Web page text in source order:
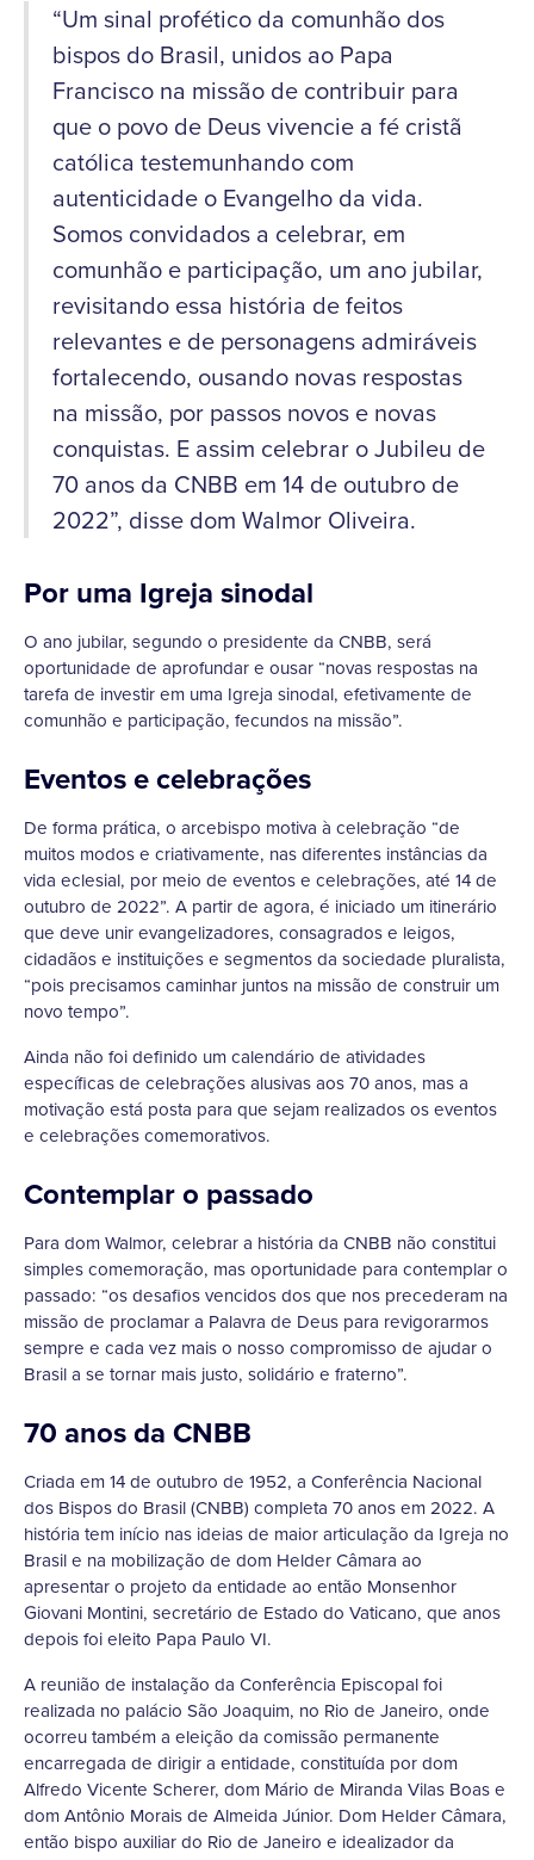
“Um sinal profético da comunhão dos
bispos do Brasil, unidos ao Papa
Francisco na missão de contribuir para
que o povo de Deus vivencie a fé cristã
católica testemunhando com
autenticidade o Evangelho da vida.
Somos convidados a celebrar, em
comunhão e participação, um ano jubilar,
revisitando essa história de feitos
relevantes e de personagens admiráveis
fortalecendo, ousando novas respostas
na missão, por passos novos e novas
conquistas. E assim celebrar o Jubileu de
70 anos da CNBB em 14 de outubro de
2022”, disse dom Walmor Oliveira.
Por uma Igreja sinodal
O ano jubilar, segundo o presidente da CNBB, será
oportunidade de aprofundar e ousar “novas respostas na
tarefa de investir em uma Igreja sinodal, efetivamente de
comunhão e participação, fecundos na missão”.
Eventos e celebrações
De forma prática, o arcebispo motiva à celebração “de
muitos modos e criativamente, nas diferentes instâncias da
vida eclesial, por meio de eventos e celebrações, até 14 de
outubro de 2022”. A partir de agora, é iniciado um itinerário
que deve unir evangelizadores, consagrados e leigos,
cidadãos e instituições e segmentos da sociedade pluralista,
“pois precisamos caminhar juntos na missão de construir um
novo tempo”.
Ainda não foi definido um calendário de atividades
específicas de celebrações alusivas aos 70 anos, mas a
motivação está posta para que sejam realizados os eventos
e celebrações comemorativos.
Contemplar o passado
Para dom Walmor, celebrar a história da CNBB não constitui
simples comemoração, mas oportunidade para contemplar o
passado: “os desafios vencidos dos que nos precederam na
missão de proclamar a Palavra de Deus para revigorarmos
sempre e cada vez mais o nosso compromisso de ajudar o
Brasil a se tornar mais justo, solidário e fraterno”.
70 anos da CNBB
Criada em 14 de outubro de 1952, a Conferência Nacional
dos Bispos do Brasil (CNBB) completa 70 anos em 2022. A
história tem início nas ideias de maior articulação da Igreja no
Brasil e na mobilização de dom Helder Câmara ao
apresentar o projeto da entidade ao então Monsenhor
Giovani Montini, secretário de Estado do Vaticano, que anos
depois foi eleito Papa Paulo VI.
A reunião de instalação da Conferência Episcopal foi
realizada no palácio São Joaquim, no Rio de Janeiro, onde
ocorreu também a eleição da comissão permanente
encarregada de dirigir a entidade, constituída por dom
Alfredo Vicente Scherer, dom Mário de Miranda Vilas Boas e
dom Antônio Morais de Almeida Júnior. Dom Helder Câmara,
então bispo auxiliar do Rio de Janeiro e idealizador da